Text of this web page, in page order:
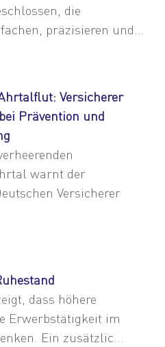
die
präzisieren und...
Versicherer
Prävention und
warnt der
Versicherer
dass höhere
Erwerbstätigkeit im
Ein zusätzlic...